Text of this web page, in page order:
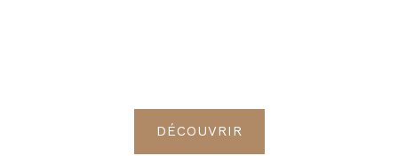
DÉCOUVRIR